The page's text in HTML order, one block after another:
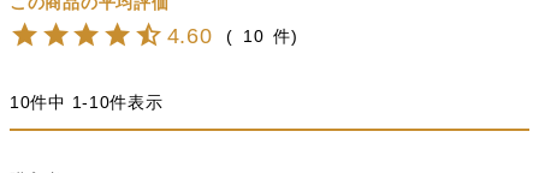
4.60 10
10件中 1-10件表示